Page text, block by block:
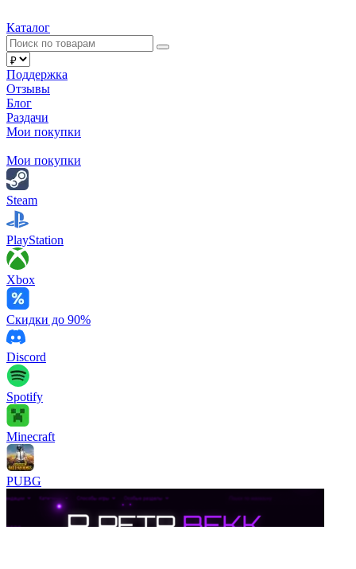
Каталог
Поддержка
Отзывы
Блог
Раздачи
Мои покупки
Мои покупки
Steam
PlayStation
Xbox
Скидки до 90%
Discord
Spotify
Minecraft
PUBG